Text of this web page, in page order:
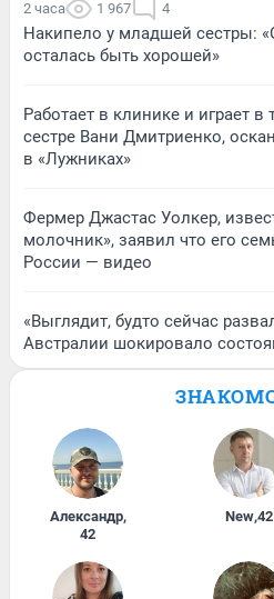
2 часа 1 967 4
Накипело у младшей сестры:
осталась быть хорошей»
Работает в клинике и играет в
сестре Вани Дмитриенко,
в «Лужниках»
Фермер Джастас Уолкер,
молочник», заявил что его
России — видео
«Выглядит, будто сейчас
Австралии шокировало
Александр,
42
New,42